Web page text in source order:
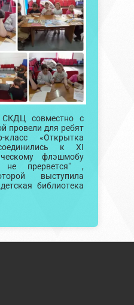
совместно с
провели для ребят
класс «Открытка
к XI
флэшмобу
не прервется" ,
выступила
библиотека